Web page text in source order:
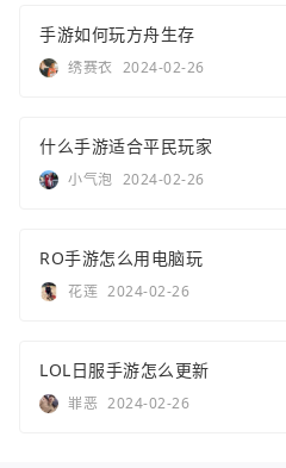
手游如何玩方舟生存
绣赛衣 2024-02-26
什么手游适合平民玩家
小气泡 2024-02-26
RO手游怎么用电脑玩
花莲 2024-02-26
LOL日服手游怎么更新
罪恶 2024-02-26